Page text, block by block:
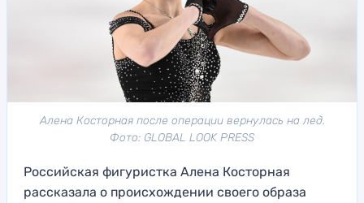
Алена Косторная после операции вернулась на лед.
Фото: GLOBAL LOOK PRESS
Российская фигуристка Алена Косторная
рассказала о происхождении своего образа